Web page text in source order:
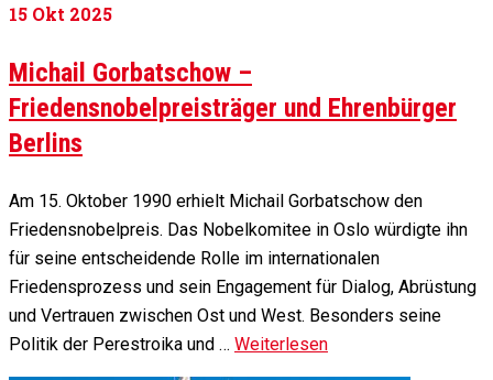
15 Okt 2025
Michail Gorbatschow –
Friedensnobelpreisträger und Ehrenbürger
Berlins
Am 15. Oktober 1990 erhielt Michail Gorbatschow den
Friedensnobelpreis. Das Nobelkomitee in Oslo würdigte ihn
für seine entscheidende Rolle im internationalen
Friedensprozess und sein Engagement für Dialog, Abrüstung
und Vertrauen zwischen Ost und West. Besonders seine
Politik der Perestroika und … Weiterlesen